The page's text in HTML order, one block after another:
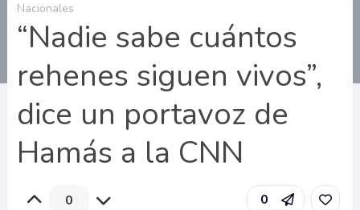
Nacionales
“Nadie sabe cuántos
rehenes siguen vivos”,
dice un portavoz de
Hamás a la CNN
0 0